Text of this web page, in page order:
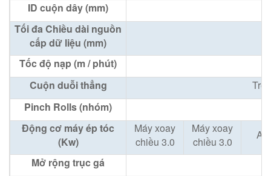
ID cuộn dây (mm)
Tối đa Chiều dài nguồn
cấp dữ liệu (mm)
Tốc độ nạp (m / phút)
Cuộn duỗi thẳng
Pinch Rolls (nhóm)
Động cơ máy ép tóc
(Kw)
Máy xoay
chiều 3.0
Máy xoay
chiều 3.0
Mở rộng trục gá